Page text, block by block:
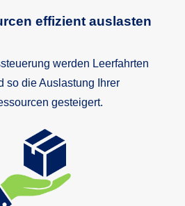
effizient auslasten
werden Leerfahrten
so die Auslastung Ihrer
gesteigert.